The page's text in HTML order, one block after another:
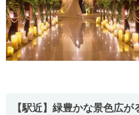
【駅近】緑豊かな景色広